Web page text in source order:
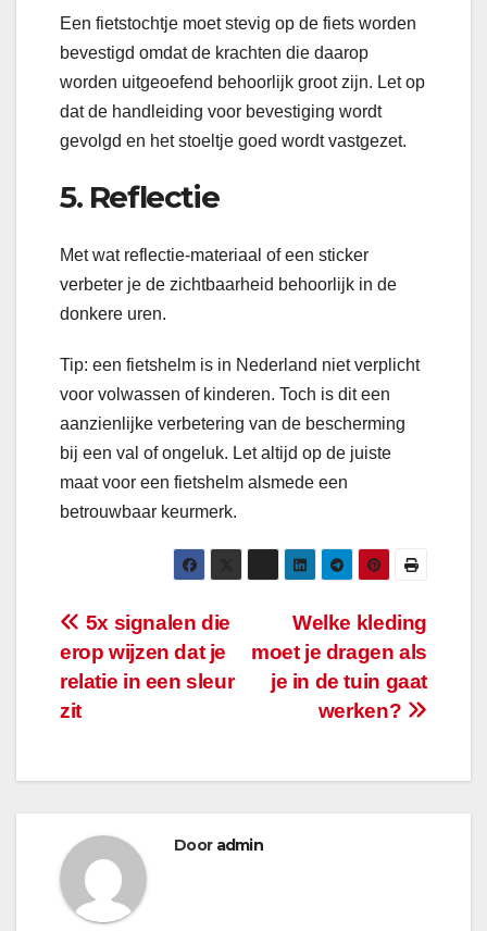
Een fietstochtje moet stevig op de fiets worden
bevestigd omdat de krachten die daarop
worden uitgeoefend behoorlijk groot zijn. Let op
dat de handleiding voor bevestiging wordt
gevolgd en het stoeltje goed wordt vastgezet.
5. Reflectie
Met wat reflectie-materiaal of een sticker
verbeter je de zichtbaarheid behoorlijk in de
donkere uren.
Tip: een fietshelm is in Nederland niet verplicht
voor volwassen of kinderen. Toch is dit een
aanzienlijke verbetering van de bescherming
bij een val of ongeluk. Let altijd op de juiste
maat voor een fietshelm alsmede een
betrouwbaar keurmerk.
Bericht
navigatie
Welke kleding
moet je dragen als
je in de tuin gaat
werken?
5x signalen die
erop wijzen dat je
relatie in een sleur
zit
Door admin